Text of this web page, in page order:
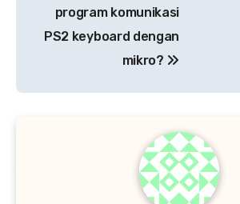
program komunikasi
PS2 keyboard dengan
mikro?